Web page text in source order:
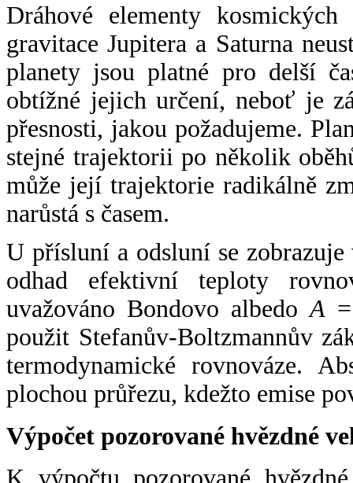
Dráhové elementy
gravitace Jupitera a Saturna
planety jsou platné pro delší
obtížné jejich určení, neboť je
přesnosti, jakou požadujeme.
stejné trajektorii po několik
může její trajektorie radikálně
narůstá s časem.
U přísluní a odsluní se
odhad efektivní teploty
uvažováno Bondovo albedoA
použit Stefanův-Boltzmannův
termodynamické rovnováze.
plochou průřezu, kdežto emise
Výpočet pozorované hvězdné